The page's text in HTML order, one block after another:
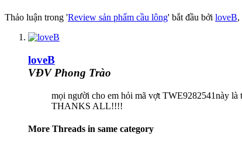
Thảo luận trong 'Review sản phẩm cầu lông' bắt đầu bởi loveB,
loveB
VĐV Phong Trào
mọi người cho em hỏi mã vợt TWE9282541này
THANKS ALL!!!!
More Threads in same category